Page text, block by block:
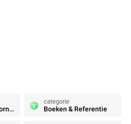
Merlin Bird ID by Cornell Lab
categorie
Boeken & Referentie